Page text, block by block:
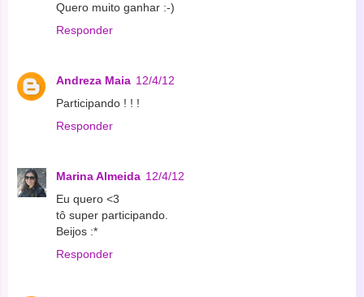
Quero muito ganhar :-)
Responder
Andreza Maia 12/4/12
Participando ! ! !
Responder
Marina Almeida 12/4/12
Eu quero <3
tô super participando.
Beijos :*
Responder